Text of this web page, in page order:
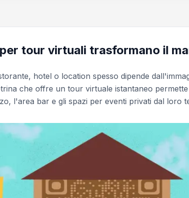
per tour virtuali trasformano il
hotel o location spesso dipende
che offre un tour virtuale istantaneo
l'area bar e gli spazi per eventi privati dal loro